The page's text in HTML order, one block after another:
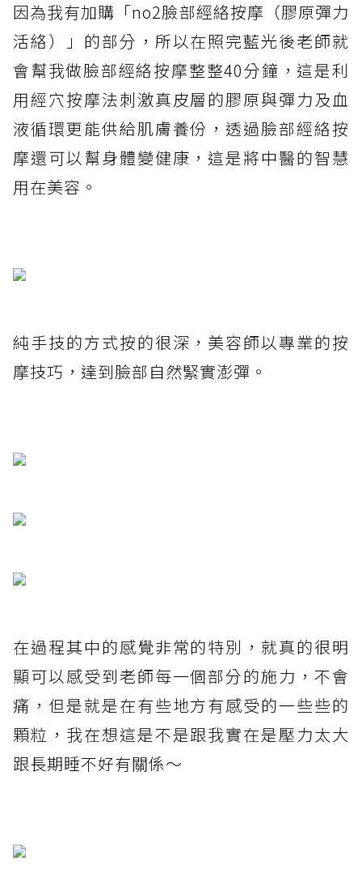
因為我有加購「no2臉部經絡按摩（膠原彈力
活絡）」的部分，所以在照完藍光後老師就
會幫我做臉部經絡按摩整整40分鐘，這是利
用經穴按摩法刺激真皮層的膠原與彈力及血
液循環更能供給肌膚養份，透過臉部經絡按
摩還可以幫身體變健康，這是將中醫的智慧
用在美容。
純手技的方式按的很深，美容師以專業的按
摩技巧，達到臉部自然緊實澎彈。
在過程其中的感覺非常的特別，就真的很明
顯可以感受到老師每一個部分的施力，不會
痛，但是就是在有些地方有感受的一些些的
顆粒，我在想這是不是跟我實在是壓力太大
跟長期睡不好有關係～